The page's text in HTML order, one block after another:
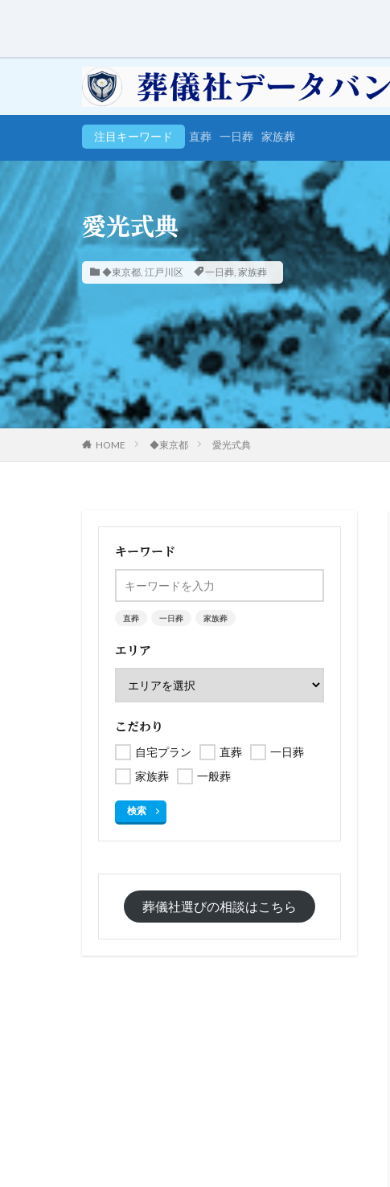
注目キーワード 直葬 一日葬 家族葬
愛光式典
◆東京都, 江戸川区 一日葬, 家族葬
HOME ◆東京都 愛光式典
キーワード
直葬 一日葬 家族葬
エリア
こだわり
自宅プラン 直葬
一日葬
家族葬
一般葬
検索
葬儀社選びの相談はこちら